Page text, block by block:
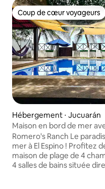
Coup de cœur voyageurs
Coup de cœur voyageurs
Hébergement ⋅ Jucuarán
Maison en bord de mer
privée et vue sur l'océan
Romero's Ranch Le paradis en bord de
mer à El Espino ! Profitez de cette belle
maison de plage de 4
4 salles de bains située